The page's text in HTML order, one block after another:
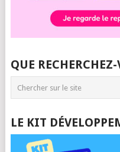
QUE RECHERCHEZ-
LE KIT